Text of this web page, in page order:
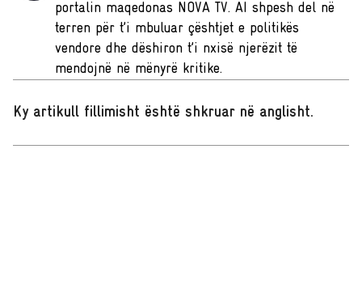
portalin maqedonas NOVA TV. AI shpesh del në
terren për t’i mbuluar çështjet e politikës
vendore dhe dëshiron t’i nxisë njerëzit të
mendojnë në mënyrë kritike.
Ky artikull fillimisht është shkruar në anglisht.